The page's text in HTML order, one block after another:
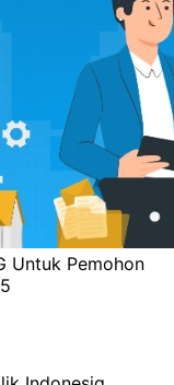
Untuk Pemohon